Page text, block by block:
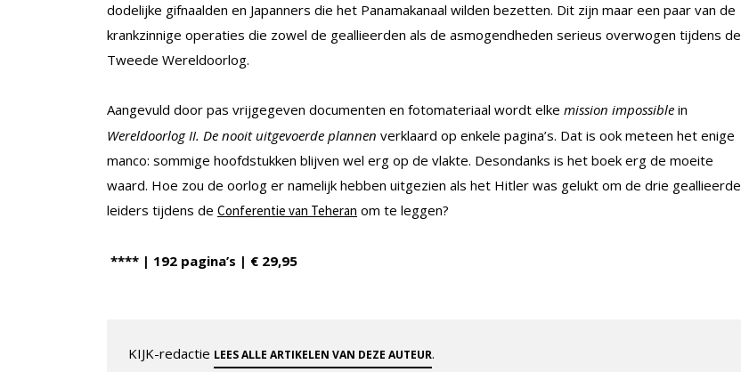
dodelijke gifnaalden en Japanners die het Panamakanaal wilden bezetten. Dit zijn maar een paar van de
krankzinnige operaties die zowel de geallieerden als de asmogendheden serieus overwogen tijdens de
Tweede Wereldoorlog.
Aangevuld door pas vrijgegeven documenten en fotomateriaal wordt elke mission impossible in
Wereldoorlog II. De nooit uitgevoerde plannen verklaard op enkele pagina’s. Dat is ook meteen het enige
manco: sommige hoofdstukken blijven wel erg op de vlakte. Desondanks is het boek erg de moeite
waard. Hoe zou de oorlog er namelijk hebben uitgezien als het Hitler was gelukt om de drie geallieerde
leiders tijdens de Conferentie van Teheran om te leggen?
**** | 192 pagina’s | € 29,95
KIJK-redactie LEES ALLE ARTIKELEN VAN DEZE AUTEUR.